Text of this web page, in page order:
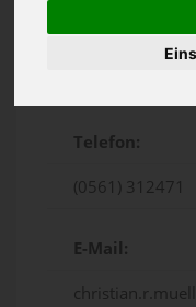
Telefon:
(0561) 312471
E-Mail: